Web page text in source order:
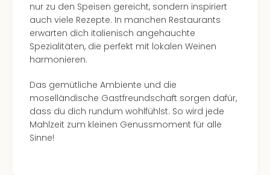
nur zu den Speisen gereicht, sondern inspiriert
auch viele Rezepte. In manchen Restaurants
erwarten dich italienisch angehauchte
Spezialitäten, die perfekt mit lokalen Weinen
harmonieren.
Das gemütliche Ambiente und die
moselländische Gastfreundschaft sorgen dafür,
dass du dich rundum wohlfühlst. So wird jede
Mahlzeit zum kleinen Genussmoment für alle
Sinne!